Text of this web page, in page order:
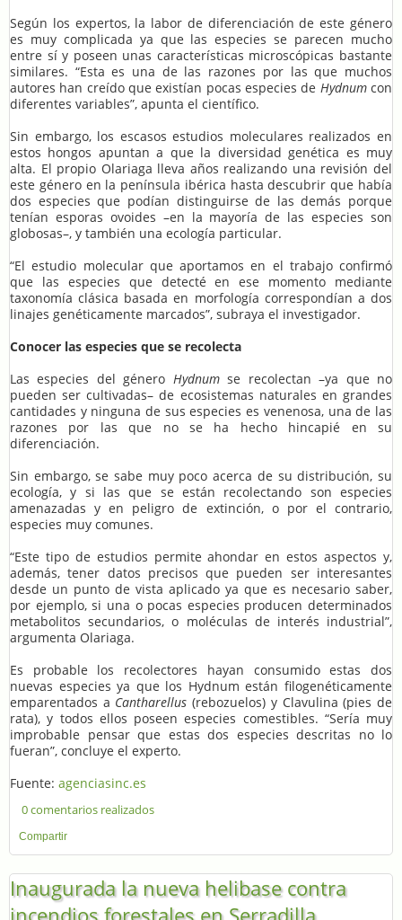
Según los expertos, la labor de diferenciación de este género
es muy complicada ya que las especies se parecen mucho
entre sí y poseen unas características microscópicas bastante
similares. “Esta es una de las razones por las que muchos
autores han creído que existían pocas especies de Hydnumcon
diferentes variables”, apunta el científico.
Sin embargo, los escasos estudios moleculares realizados en
estos hongos apuntan a que la diversidad genética es muy
alta. El propio Olariaga lleva años realizando una revisión del
este género en la península ibérica hasta descubrir que había
dos especies que podían distinguirse de las demás porque
tenían esporas ovoides –en la mayoría de las especies son
globosas–, y también una ecología particular.
“El estudio molecular que aportamos en el trabajo confirmó
que las especies que detecté en ese momento mediante
taxonomía clásica basada en morfología correspondían a dos
linajes genéticamente marcados”, subraya el investigador.
Conocer las especies que se recolecta
Las especies del género Hydnumse recolectan –ya que no
pueden ser cultivadas– de ecosistemas naturales en grandes
cantidades y ninguna de sus especies es venenosa, una de las
razones por las que no se ha hecho hincapié en su
diferenciación.
Sin embargo, se sabe muy poco acerca de su distribución, su
ecología, y si las que se están recolectando son especies
amenazadas y en peligro de extinción, o por el contrario,
especies muy comunes.
“Este tipo de estudios permite ahondar en estos aspectos y,
además, tener datos precisos que pueden ser interesantes
desde un punto de vista aplicado ya que es necesario saber,
por ejemplo, si una o pocas especies producen determinados
metabolitos secundarios, o moléculas de interés industrial”,
argumenta Olariaga.
Es probable los recolectores hayan consumido estas dos
nuevas especies ya que los Hydnum están filogenéticamente
emparentados a Cantharellus (rebozuelos) y Clavulina (pies de
rata), y todos ellos poseen especies comestibles. “Sería muy
improbable pensar que estas dos especies descritas no lo
fueran”, concluye el experto.
Fuente: agenciasinc.es
0 comentarios realizados
Compartir
Inaugurada la nueva helibase contra
incendios forestales en Serradilla